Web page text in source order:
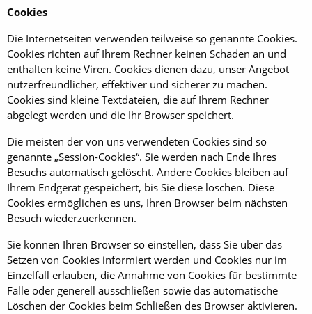
Cookies
Die Internetseiten verwenden teilweise so genannte Cookies.
Cookies richten auf Ihrem Rechner keinen Schaden an und
enthalten keine Viren. Cookies dienen dazu, unser Angebot
nutzerfreundlicher, effektiver und sicherer zu machen.
Cookies sind kleine Textdateien, die auf Ihrem Rechner
abgelegt werden und die Ihr Browser speichert.
Die meisten der von uns verwendeten Cookies sind so
genannte „Session-Cookies“. Sie werden nach Ende Ihres
Besuchs automatisch gelöscht. Andere Cookies bleiben auf
Ihrem Endgerät gespeichert, bis Sie diese löschen. Diese
Cookies ermöglichen es uns, Ihren Browser beim nächsten
Besuch wiederzuerkennen.
Sie können Ihren Browser so einstellen, dass Sie über das
Setzen von Cookies informiert werden und Cookies nur im
Einzelfall erlauben, die Annahme von Cookies für bestimmte
Fälle oder generell ausschließen sowie das automatische
Löschen der Cookies beim Schließen des Browser aktivieren.